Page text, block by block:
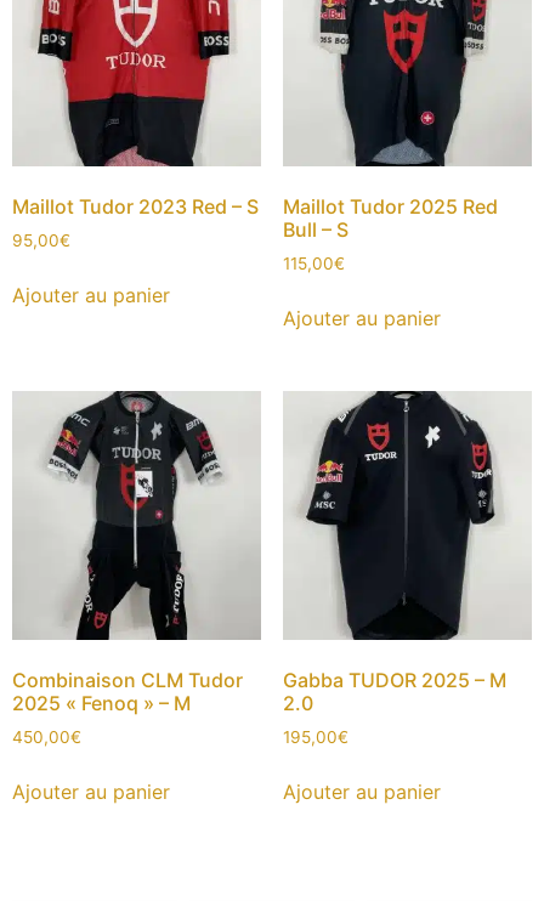
Maillot Tudor 2023 Red – S
95,00€
Ajouter au panier
Maillot Tudor 2025 Red
Bull – S
115,00€
Ajouter au panier
Combinaison CLM Tudor
2025 « Fenoq » – M
450,00€
Ajouter au panier
Gabba TUDOR 2025 – M
2.0
195,00€
Ajouter au panier